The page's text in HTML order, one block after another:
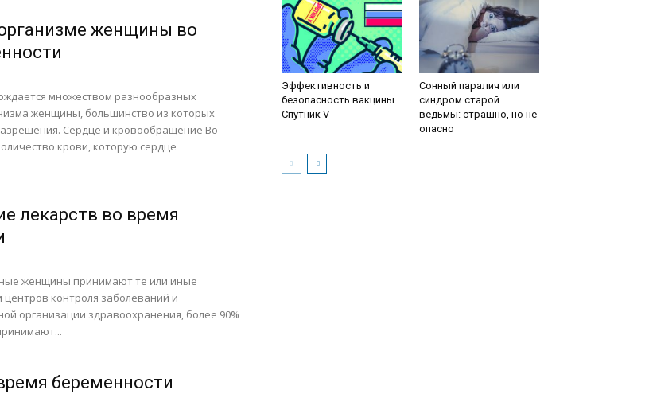
женщины во
множеством разнообразных
женщины, большинство из которых
Сердце и кровообращение Во
крови, которую сердце
лекарств во время
женщины принимают те или иные
контроля заболеваний и
организации здравоохранения, более 90%
беременности
Эффективность и
безопасность вакцины
Спутник V
Сонный паралич или
синдром старой
ведьмы: страшно, но не
опасно